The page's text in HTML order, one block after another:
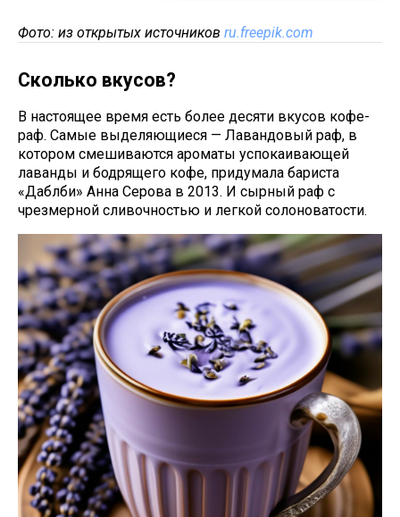
Фото: из открытых источников ru.freepik.com
Сколько вкусов?
В настоящее время есть более десяти вкусов кофе-
раф. Самые выделяющиеся — Лавандовый раф, в
котором смешиваются ароматы успокаивающей
лаванды и бодрящего кофе, придумала бариста
«Даблби» Анна Серова в 2013. И сырный раф с
чрезмерной сливочностью и легкой солоноватости.